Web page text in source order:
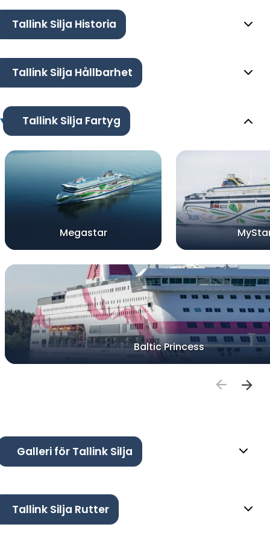
Tallink Silja Historia
Tallink Silja Hållbarhet
Tallink Silja Fartyg
Megastar
Baltic Princess
Galleri för Tallink Silja
Tallink Silja Rutter